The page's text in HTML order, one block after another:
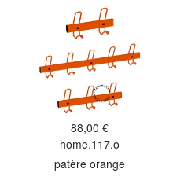
88,00 €
home.117.o
patère orange